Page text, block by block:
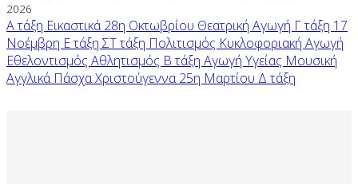
2026
Α τάξη Εικαστικά28η Οκτωβρίου Θεατρική Αγωγή Γ τάξη 17
Νοέμβρη Ε τάξη ΣΤ τάξη Πολιτισμός Κυκλοφοριακή Αγωγή
Εθελοντισμός Αθλητισμός Β τάξη Αγωγή Υγείας Μουσική
Αγγλικά ΠάσχαΧριστούγεννα25η Μαρτίου Δ τάξη